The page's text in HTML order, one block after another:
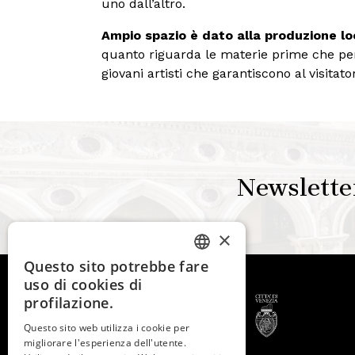
uno dall’altro.
Ampio spazio è dato alla produzione
quanto riguarda le materie prime che
giovani artisti che garantiscono al
ITALIAN
GERMAN
×
Questo sito potrebbe fare
uso di cookies di
profilazione.
Questo sito web utilizza i cookie per
migliorare l'esperienza dell'utente.